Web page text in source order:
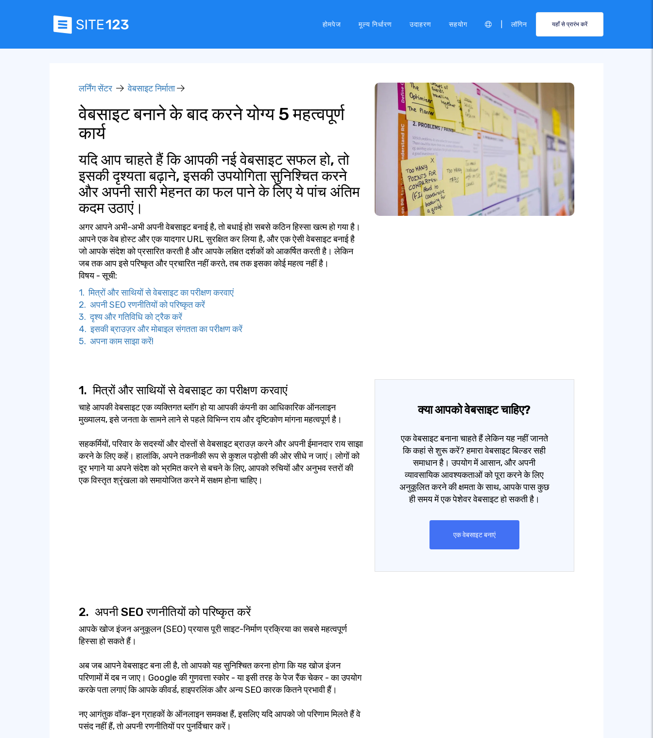
होमपेज मूल्य निर्धारण उदाहरण सहयोग लॉगिन यहाँ से प्रारंभ करें
लर्निंग सेंटर वेबसाइट निर्माता
वेबसाइट बनाने के बाद करने योग्य 5 महत्वपूर्ण
कार्य
यदि आप चाहते हैं कि आपकी नई वेबसाइट सफल हो, तो
इसकी दृश्यता बढ़ाने, इसकी उपयोगिता सुनिश्चित करने
और अपनी सारी मेहनत का फल पाने के लिए ये पांच अंतिम
कदम उठाएं।
अगर आपने अभी-अभी अपनी वेबसाइट बनाई है, तो बधाई हो! सबसे कठिन हिस्सा खत्म हो गया है।
आपने एक वेब होस्ट और एक यादगार URL सुरक्षित कर लिया है, और एक ऐसी वेबसाइट बनाई है
जो आपके संदेश को प्रसारित करती है और आपके लक्षित दर्शकों को आकर्षित करती है। लेकिन
जब तक आप इसे परिष्कृत और प्रचारित नहीं करते, तब तक इसका कोई महत्व नहीं है।
विषय - सूची:
1. मित्रों और साथियों से वेबसाइट का परीक्षण करवाएं
2. अपनी SEO रणनीतियों को परिष्कृत करें
3. दृश्य और गतिविधि को ट्रैक करें
4. इसकी ब्राउज़र और मोबाइल संगतता का परीक्षण करें
5. अपना काम साझा करें!
1. मित्रों और साथियों से वेबसाइट का परीक्षण करवाएं
चाहे आपकी वेबसाइट एक व्यक्तिगत ब्लॉग हो या आपकी कंपनी का आधिकारिक ऑनलाइन
मुख्यालय, इसे जनता के सामने लाने से पहले विभिन्न राय और दृष्टिकोण मांगना महत्वपूर्ण है।
सहकर्मियों, परिवार के सदस्यों और दोस्तों से वेबसाइट ब्राउज़ करने और अपनी ईमानदार राय साझा
करने के लिए कहें। हालांकि, अपने तकनीकी रूप से कुशल पड़ोसी की ओर सीधे न जाएं। लोगों को
दूर भगाने या अपने संदेश को भ्रमित करने से बचने के लिए, आपको रुचियों और अनुभव स्तरों की
एक विस्तृत श्रृंखला को समायोजित करने में सक्षम होना चाहिए।
क्या आपको वेबसाइट चाहिए?
एक वेबसाइट बनाना चाहते हैं लेकिन यह नहीं जानते
कि कहां से शुरू करें? हमारा वेबसाइट बिल्डर सही
समाधान है। उपयोग में आसान, और अपनी
व्यावसायिक आवश्यकताओं को पूरा करने के लिए
अनुकूलित करने की क्षमता के साथ, आपके पास कुछ
ही समय में एक पेशेवर वेबसाइट हो सकती है।
एक वेबसाइट बनाएं
2. अपनी SEO रणनीतियों को परिष्कृत करें
आपके खोज इंजन अनुकूलन (SEO) प्रयास पूरी साइट-निर्माण प्रक्रिया का सबसे महत्वपूर्ण
हिस्सा हो सकते हैं।
अब जब आपने वेबसाइट बना ली है, तो आपको यह सुनिश्चित करना होगा कि यह खोज इंजन
परिणामों में दब न जाए। Google की गुणवत्ता स्कोर - या इसी तरह के पेज रैंक चेकर - का उपयोग
करके पता लगाएं कि आपके कीवर्ड, हाइपरलिंक और अन्य SEO कारक कितने प्रभावी हैं।
नए आगंतुक वॉक-इन ग्राहकों के ऑनलाइन समकक्ष हैं, इसलिए यदि आपको जो परिणाम मिलते हैं वे
पसंद नहीं हैं, तो अपनी रणनीतियों पर पुनर्विचार करें।